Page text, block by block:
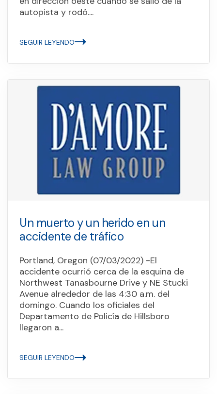
autopista y rodó....
SEGUIR LEYENDO
Un muerto y un herido en un
accidente de tráfico
Portland, Oregon (07/03/2022) -El
accidente ocurrió cerca de la esquina de
Northwest Tanasbourne Drive y NE Stucki
Avenue alrededor de las 4:30 a.m. del
domingo. Cuando los oficiales del
Departamento de Policía de Hillsboro
llegaron a...
SEGUIR LEYENDO